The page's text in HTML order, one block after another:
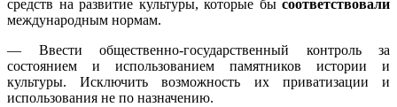
средств на развитие культуры, которые бы соответствовали
международным нормам.
— Ввести общественно-государственный контроль за
состоянием и использованием памятников истории и
культуры. Исключить возможность их приватизации и
использования не по назначению.